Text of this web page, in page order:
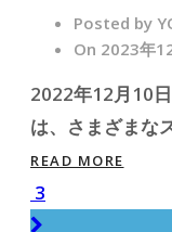
Posted by
On 2023年
2022年12月10
は、さまざまな
READ MORE
3